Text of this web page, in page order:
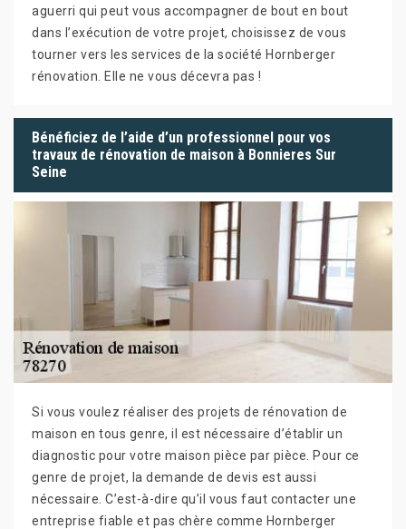
aguerri qui peut vous accompagner de bout en bout
dans l’exécution de votre projet, choisissez de vous
tourner vers les services de la société Hornberger
rénovation. Elle ne vous décevra pas !
Bénéficiez de l’aide d’un professionnel pour vos
travaux de rénovation de maison à Bonnieres Sur
Seine
Si vous voulez réaliser des projets de rénovation de
maison en tous genre, il est nécessaire d’établir un
diagnostic pour votre maison pièce par pièce. Pour ce
genre de projet, la demande de devis est aussi
nécessaire. C’est-à-dire qu’il vous faut contacter une
entreprise fiable et pas chère comme Hornberger